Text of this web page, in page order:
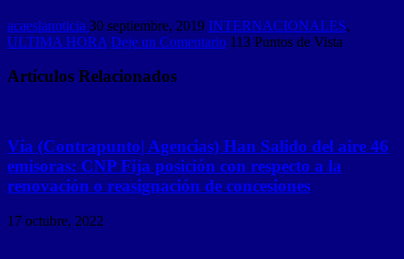
acaeslanoticia 30 septiembre, 2019 INTERNACIONALES,
ULTIMA HORA Deje un Comentario 113 Puntos de Vista
Artículos Relacionados
Vía (Contrapunto| Agencias) Han Salido del aire 46
emisoras: CNP Fija posición con respecto a la
renovación o reasignación de concesiones
17 octubre, 2022